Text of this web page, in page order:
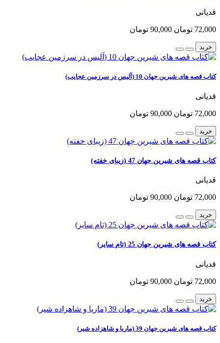
قدیانی
72,000 تومان 90,000 تومان
خرید
کتاب قصه های شیرین جهان 10 (آلیس در سرزمین عجایب)
قدیانی
72,000 تومان 90,000 تومان
خرید
کتاب قصه های شیرین جهان 47 (زیبای خفته)
قدیانی
72,000 تومان 90,000 تومان
خرید
کتاب قصه های شیرین جهان 25 (تام سایر)
قدیانی
72,000 تومان 90,000 تومان
خرید
کتاب قصه های شیرین جهان 39 (ماریا و شاهزاده شیر)